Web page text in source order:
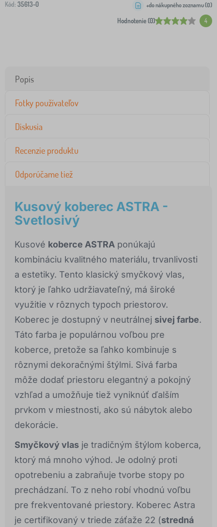
Kód: 35613-0
Hodnotenie (0) 4
+do nákupného zoznamu (0)
Popis
Fotky používateľov
Diskusia
Recenzie produktu
Odporúčame tiež
Kusový koberec ASTRA -
Svetlosivý
Kusové koberce ASTRA ponúkajú
kombináciu kvalitného materiálu, trvanlivosti
a estetiky. Tento klasický smyčkový vlas,
ktorý je ľahko udržiavateľný, má široké
využitie v rôznych typoch priestorov.
Koberec je dostupný v neutrálnej sivej farbe.
Táto farba je populárnou voľbou pre
koberce, pretože sa ľahko kombinuje s
rôznymi dekoračnými štýlmi. Sivá farba
môže dodať priestoru elegantný a pokojný
vzhľad a umožňuje tiež vyniknúť ďalším
prvkom v miestnosti, ako sú nábytok alebo
dekorácie.
Smyčkový vlas je tradičným štýlom koberca,
ktorý má mnoho výhod. Je odolný proti
opotrebeniu a zabraňuje tvorbe stopy po
prechádzaní. To z neho robí vhodnú voľbu
pre frekventované priestory. Koberec Astra
je certifikovaný v triede záťaže 22 (stredná